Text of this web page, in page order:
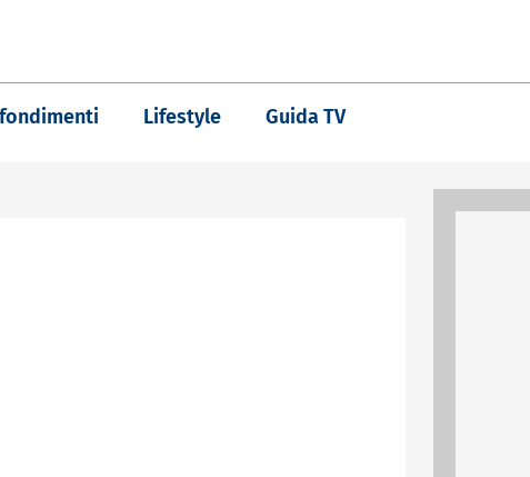
Lifestyle Guida TV